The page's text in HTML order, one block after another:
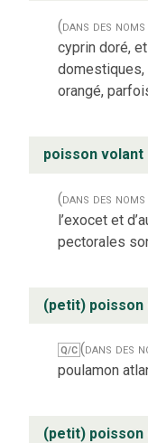
(dans des noms
cyprin doré,
domestiques,
orangé,
poisson volant
(dans des noms
l’exocet et
pectorales
(petit) poisson
Q/C (dans des
poulamon
(petit) poisson